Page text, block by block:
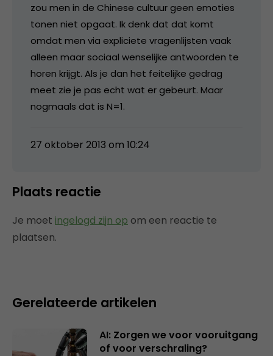
zou men in de Chinese cultuur geen emoties
tonen niet opgaat. Ik denk dat dat komt
omdat men via expliciete vragenlijsten vaak
alleen maar sociaal wenselijke antwoorden te
horen krijgt. Als je dan het feitelijke gedrag
meet zie je pas echt wat er gebeurt. Maar
nogmaals dat is N=1.
27 oktober 2013 om 10:24
Plaats reactie
Je moet ingelogd zijn op om een reactie te
plaatsen.
Gerelateerde artikelen
AI: Zorgen we voor vooruitgang
of voor verschraling?